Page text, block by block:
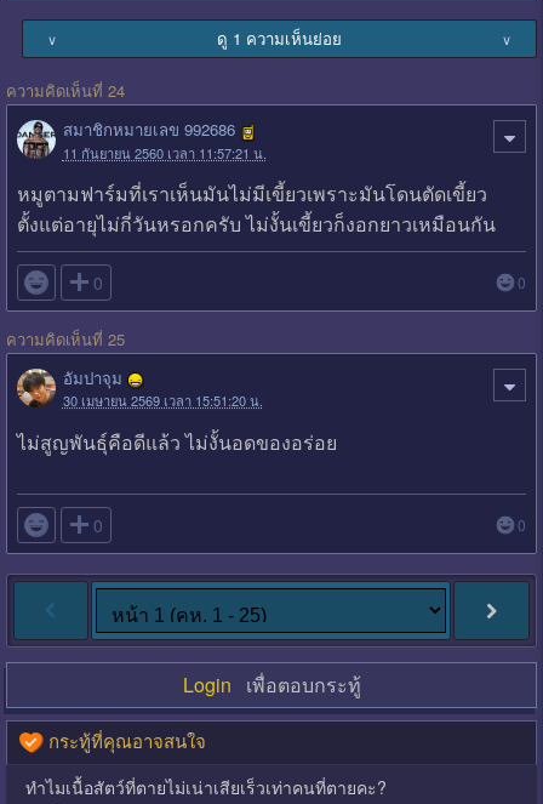
∨ ดู 1 ความเห็นย่อย ∨
ความคิดเห็นที่ 24
สมาชิกหมายเลข 992686
11 กันยายน 2560 เวลา 11:57:21 น.
หมูตามฟาร์มที่เราเห็นมันไม่มีเขี้ยวเพราะมันโดนตัดเขี้ยว
ตั้งแต่อายุไม่กี่วันหรอกครับ ไม่งั้นเขี้ยวก็งอกยาวเหมือนกัน
 0 0
ความคิดเห็นที่ 25
อัมปาจุม
30 เมษายน 2569 เวลา 15:51:20 น.
ไม่สูญพันธุ์คือดีแล้ว ไม่งั้นอดของอร่อย
 0 0
Login เพื่อตอบกระทู้
กระทู้ที่คุณอาจสนใจ
ทำไมเนื้อสัตว์ที่ตายไม่เน่าเสียเร็วเท่าคนที่ตายคะ?